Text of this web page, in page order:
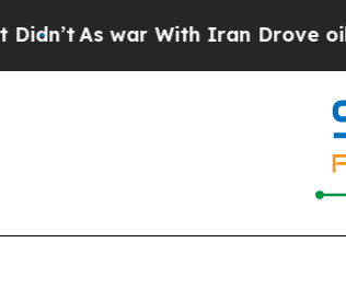
As war With Iran Drove oil